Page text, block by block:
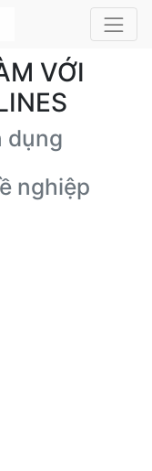
VỚI
dụng
nghiệp